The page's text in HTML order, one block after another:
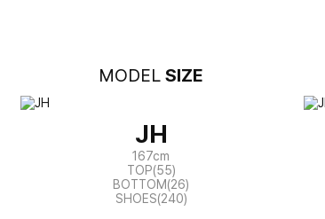
MODEL SIZE
JH
167cm
TOP(55)
BOTTOM(26)
SHOES(240)